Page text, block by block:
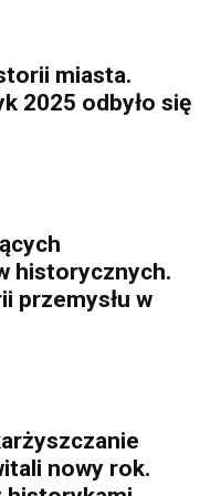
miasta.
2025 odbyło się
historycznych.
przemysłu w
nowy rok.